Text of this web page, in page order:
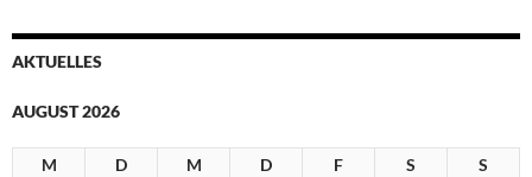
AKTUELLES
AUGUST 2026
M D M D F S
S